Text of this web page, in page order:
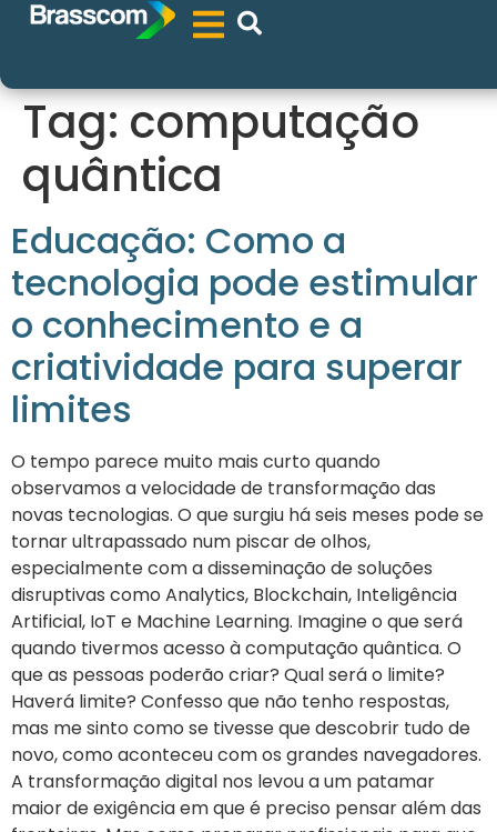
Tag: computação
quântica
Educação: Como a
tecnologia pode estimular
o conhecimento e a
criatividade para superar
limites
O tempo parece muito mais curto quando
observamos a velocidade de transformação das
novas tecnologias. O que surgiu há seis meses pode se
tornar ultrapassado num piscar de olhos,
especialmente com a disseminação de soluções
disruptivas como Analytics, Blockchain, Inteligência
Artificial, IoT e Machine Learning. Imagine o que será
quando tivermos acesso à computação quântica. O
que as pessoas poderão criar? Qual será o limite?
Haverá limite? Confesso que não tenho respostas,
mas me sinto como se tivesse que descobrir tudo de
novo, como aconteceu com os grandes navegadores.
A transformação digital nos levou a um patamar
maior de exigência em que é preciso pensar além das